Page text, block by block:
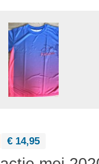
€ 14,95